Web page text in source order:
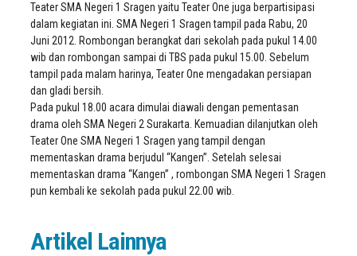
Teater SMA Negeri 1 Sragen yaitu Teater One juga berpartisipasi
dalam kegiatan ini. SMA Negeri 1 Sragen tampil pada Rabu, 20
Juni 2012. Rombongan berangkat dari sekolah pada pukul 14.00
wib dan rombongan sampai di TBS pada pukul 15.00. Sebelum
tampil pada malam harinya, Teater One mengadakan persiapan
dan gladi bersih.
Pada pukul 18.00 acara dimulai diawali dengan pementasan
drama oleh SMA Negeri 2 Surakarta. Kemuadian dilanjutkan oleh
Teater One SMA Negeri 1 Sragen yang tampil dengan
mementaskan drama berjudul “Kangen”. Setelah selesai
mementaskan drama “Kangen” , rombongan SMA Negeri 1 Sragen
pun kembali ke sekolah pada pukul 22.00 wib.
Artikel Lainnya